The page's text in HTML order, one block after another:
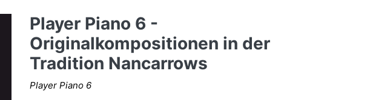
Player Piano 6 -
Originalkompositionen in der
Tradition Nancarrows
Player Piano 6